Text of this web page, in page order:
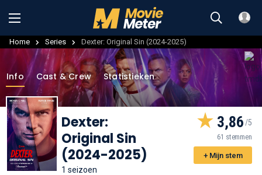
Home Series Dexter: Original Sin (2024-2025)
Info Cast & Crew Statistieken
Dexter:
Original Sin
(2024-2025)
1 seizoen
3,86
61 stemmen
+ Mijn stem